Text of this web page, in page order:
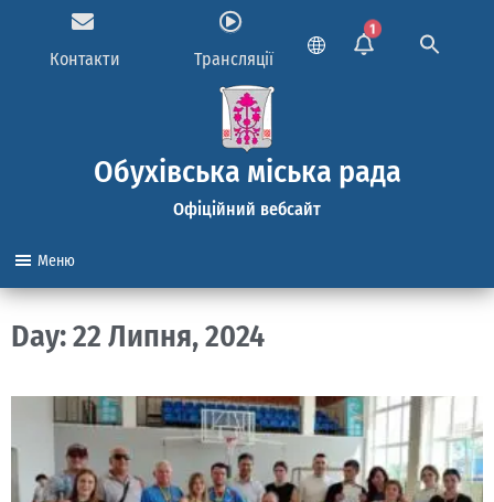
Контакти Трансляції
1
Обухівська міська рада
Офіційний вебсайт
Меню
Day: 22 Липня, 2024